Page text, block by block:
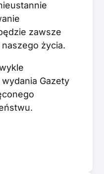
zawsze
życia.
Gazety